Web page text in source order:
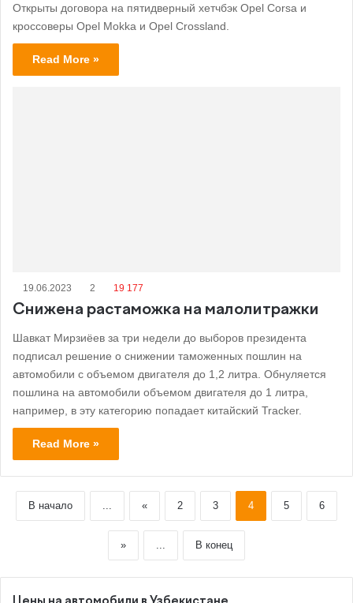
Открыты договора на пятидверный хетчбэк Opel Corsa и
кроссоверы Opel Mokka и Opel Crossland.
Read More »
19.06.2023 2 19 177
Снижена растаможка на малолитражки
Шавкат Мирзиёев за три недели до выборов президента
подписал решение о снижении таможенных пошлин на
автомобили с объемом двигателя до 1,2 литра. Обнуляется
пошлина на автомобили объемом двигателя до 1 литра,
например, в эту категорию попадает китайский Tracker.
Read More »
В начало « 2 3 4 5 6
» В конец